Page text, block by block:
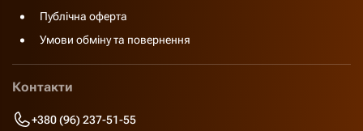
Публічна оферта
Умови обміну та повернення
Контакти
+380 (96) 237-51-55